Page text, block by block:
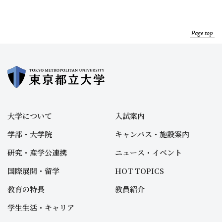
Page top
大学について
学部・大学院
研究・産学公連携
国際展開・留学
教育の特長
学生生活・キャリア
入試案内
キャンパス・施設案内
ニュース・イベント
HOT TOPICS
教員紹介